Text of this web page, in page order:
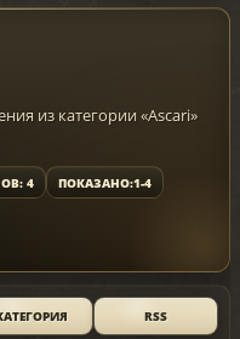
из категории «Ascari»
4 ПОКАЗАНО:1-4
RSS